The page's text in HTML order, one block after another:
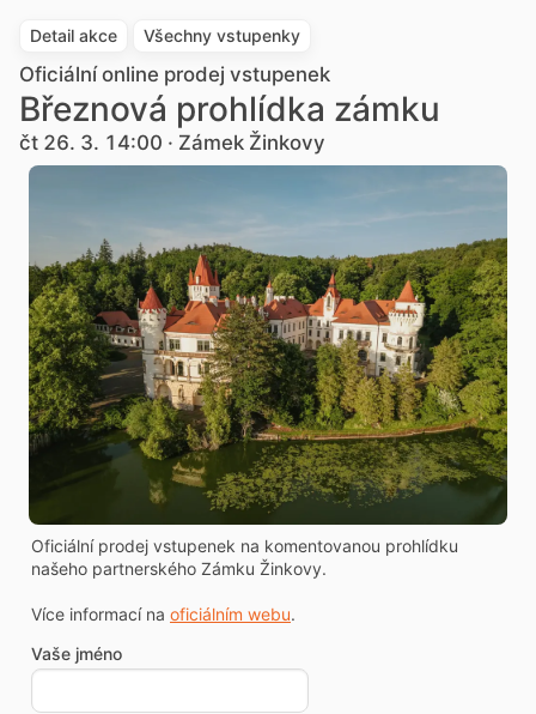
Detail akce Všechny vstupenky
Oficiální online prodej vstupenek
Březnová prohlídka zámku
čt 26. 3. 14:00 · Zámek Žinkovy
Oficiální prodej vstupenek na komentovanou prohlídku
našeho partnerského Zámku Žinkovy.
Více informací na oficiálním webu.
Vaše jméno